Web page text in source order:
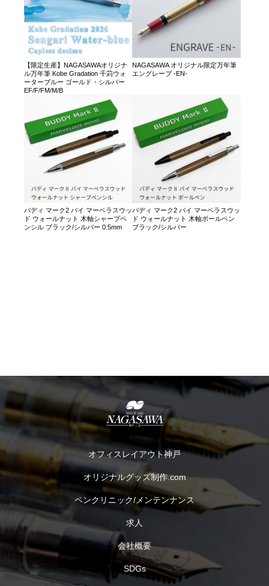
【限定生産】NAGASAWAオリジナ
ル万年筆 Kobe Gradation 千苅ウォ
ーターブルー ゴールド・シルバー
EF/F/FM/M/B
NAGASAWA オリジナル限定万年筆
エングレーブ -EN-
バディ マーク2 バイ マーベラスウッ
ド ウォールナット 木軸シャープペ
ンシル ブラック/シルバー 0.5mm
バディ マーク2 バイ マーベラスウッ
ド ウォールナット 木軸ボールペン
ブラック/シルバー
オフィスレイアウト神戸
オリジナルグッズ制作.com
ペンクリニック/メンテンナンス
求人
会社概要
SDGs